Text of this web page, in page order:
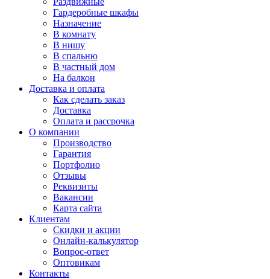
Гардеробные шкафы
Назначение
В комнату
В нишу
В спальню
В частный дом
На балкон
Доставка и оплата
Как сделать заказ
Доставка
Оплата и рассрочка
О компании
Производство
Гарантия
Портфолио
Отзывы
Реквизиты
Вакансии
Карта сайта
Клиентам
Скидки и акции
Онлайн-калькулятор
Вопрос-ответ
Оптовикам
Контакты